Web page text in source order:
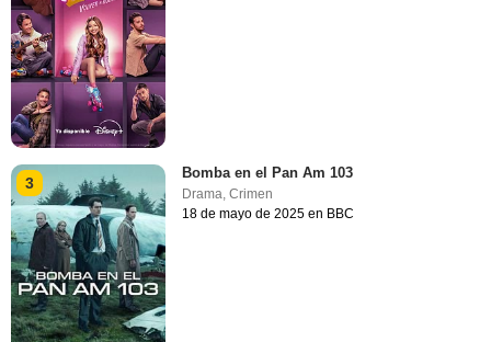
3
Bomba en el Pan Am 103
Drama,Crimen
18 de mayo de 2025 en BBC